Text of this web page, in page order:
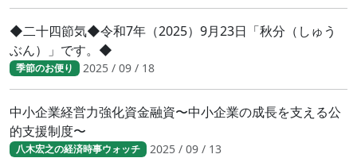
◆二十四節気◆令和7年（2025）9月23日「秋分（しゅう
ぶん）」です。◆
季節のお便り 2025 / 09 / 18
中小企業経営力強化資金融資〜中小企業の成長を支える公
的支援制度〜
八木宏之の経済時事ウォッチ 2025 / 09 / 13